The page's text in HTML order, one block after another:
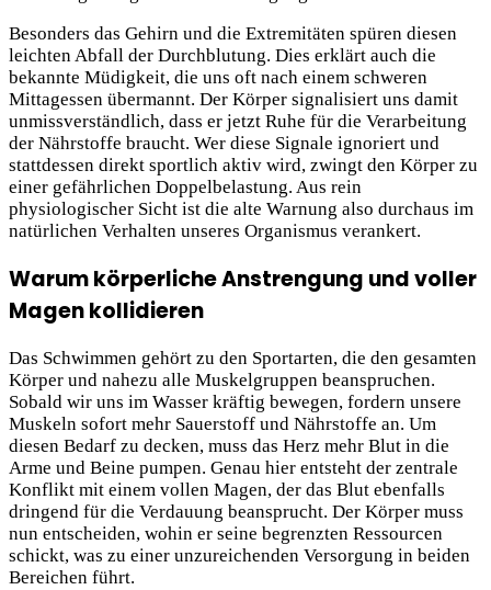
Besonders das Gehirn und die Extremitäten spüren diesen
leichten Abfall der Durchblutung. Dies erklärt auch die
bekannte Müdigkeit, die uns oft nach einem schweren
Mittagessen übermannt. Der Körper signalisiert uns damit
unmissverständlich, dass er jetzt Ruhe für die Verarbeitung
der Nährstoffe braucht. Wer diese Signale ignoriert und
stattdessen direkt sportlich aktiv wird, zwingt den Körper zu
einer gefährlichen Doppelbelastung. Aus rein
physiologischer Sicht ist die alte Warnung also durchaus im
natürlichen Verhalten unseres Organismus verankert.
Warum körperliche Anstrengung und voller
Magen kollidieren
Das Schwimmen gehört zu den Sportarten, die den gesamten
Körper und nahezu alle Muskelgruppen beanspruchen.
Sobald wir uns im Wasser kräftig bewegen, fordern unsere
Muskeln sofort mehr Sauerstoff und Nährstoffe an. Um
diesen Bedarf zu decken, muss das Herz mehr Blut in die
Arme und Beine pumpen. Genau hier entsteht der zentrale
Konflikt mit einem vollen Magen, der das Blut ebenfalls
dringend für die Verdauung beansprucht. Der Körper muss
nun entscheiden, wohin er seine begrenzten Ressourcen
schickt, was zu einer unzureichenden Versorgung in beiden
Bereichen führt.